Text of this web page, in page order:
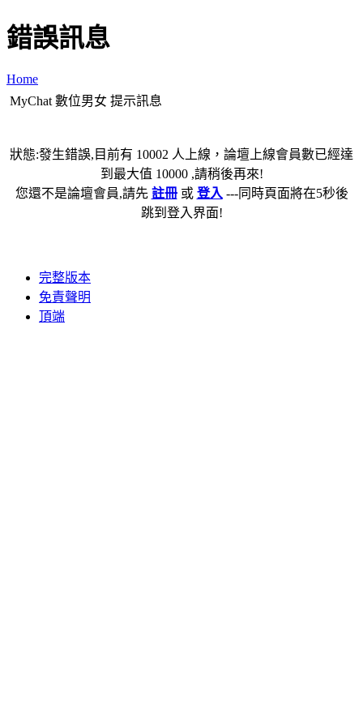
錯誤訊息
Home
MyChat 數位男女 提示訊息
狀態:發生錯誤,目前有 10002 人上線，論壇上線會員數已經達
到最大值 10000 ,請稍後再來!
您還不是論壇會員,請先 註冊或 登入 ---同時頁面將在5秒後
跳到登入界面!
完整版本
免責聲明
頂端